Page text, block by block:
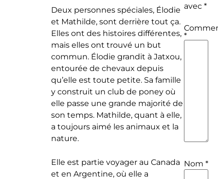
Deux personnes spéciales, Élodie
et Mathilde, sont derrière tout ça.
Elles ont des histoires différentes,
mais elles ont trouvé un but
commun. Élodie grandit à Jatxou,
entourée de chevaux depuis
qu’elle est toute petite. Sa famille
y construit un club de poney où
elle passe une grande majorité de
son temps. Mathilde, quant à elle,
a toujours aimé les animaux et la
nature.
Elle est partie voyager au Canada
et en Argentine, où elle a
avec *
*
Nom *